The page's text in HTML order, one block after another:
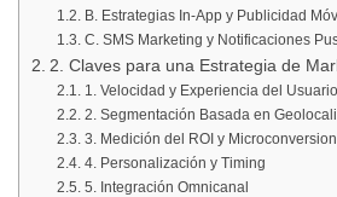
B. Estrategias In-App y Publicidad
C. SMS Marketing y Notificaciones
2. Claves para una Estrategia de
1. Velocidad y Experiencia del Usuario
2. Segmentación Basada en
3. Medición del ROI y
4. Personalización y Timing
5. Integración Omnicanal